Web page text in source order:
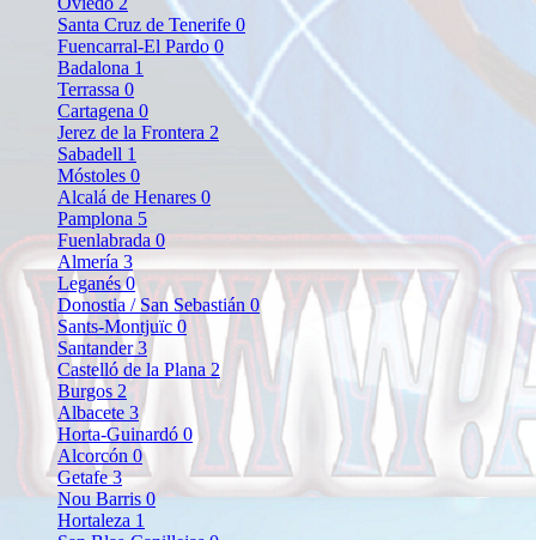
Santa Cruz de Tenerife 0
Fuencarral-El Pardo0
Badalona 1
Terrassa 0
Cartagena 0
Jerez de la Frontera 2
Sabadell 1
Móstoles 0
Alcalá de Henares 0
Pamplona 5
Fuenlabrada0
Almería 3
Leganés0
Donostia / San Sebastián 0
Sants-Montjuïc 0
Santander3
Castelló de la Plana2
Burgos 2
Albacete 3
Horta-Guinardó 0
Alcorcón 0
Getafe3
Nou Barris0
Hortaleza 1